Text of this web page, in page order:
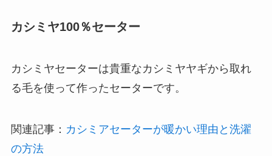
カシミヤ100％セーター
カシミヤセーターは貴重なカシミヤヤギから取れ
る毛を使って作ったセーターです。
関連記事： カシミアセーターが暖かい理由と洗濯
の方法